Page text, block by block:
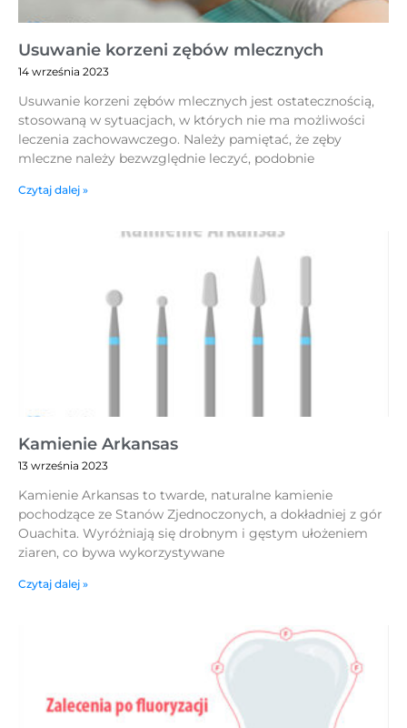
Usuwanie korzeni zębów mlecznych
14 września 2023
Usuwanie korzeni zębów mlecznych jest ostatecznością,
stosowaną w sytuacjach, w których nie ma możliwości
leczenia zachowawczego. Należy pamiętać, że zęby
mleczne należy bezwzględnie leczyć, podobnie
Czytaj dalej »
Kamienie Arkansas
13 września 2023
Kamienie Arkansas to twarde, naturalne kamienie
pochodzące ze Stanów Zjednoczonych, a dokładniej z gór
Ouachita. Wyróżniają się drobnym i gęstym ułożeniem
ziaren, co bywa wykorzystywane
Czytaj dalej »